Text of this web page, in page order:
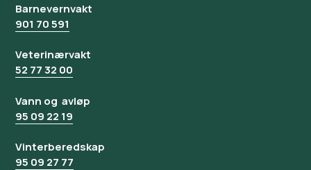
Barnevernvakt
901 70 591
Veterinærvakt
52 77 32 00
Vann og avløp
95 09 22 19
Vinterberedskap
95 09 27 77